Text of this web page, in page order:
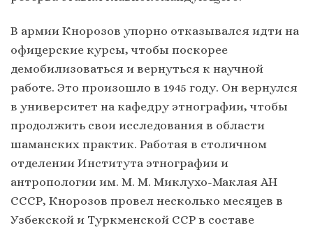
В армии Кнорозов упорно отказывался идти на
офицерские курсы, чтобы поскорее
демобилизоваться и вернуться к научной
работе. Это произошло в 1945 году. Он вернулся
в университет на кафедру этнографии, чтобы
продолжить свои исследования в области
шаманских практик. Работая в столичном
отделении Института этнографии и
антропологии им. М. М. Миклухо-Маклая АН
СССР, Кнорозов провел несколько месяцев в
Узбекской и Туркменской ССР в составе